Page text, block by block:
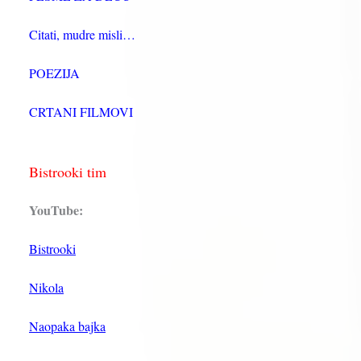
Citati, mudre misli…
POEZIJA
CRTANI FILMOVI
Bistrooki tim
YouTube:
Bistrooki
Nikola
Naopaka bajka